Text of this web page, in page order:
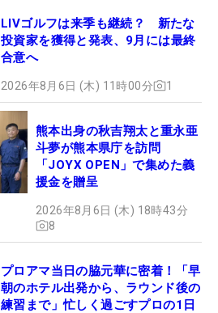
LIVゴルフは来季も継続？ 新たな
投資家を獲得と発表、9月には最終
合意へ
2026年8月6日 (木) 11時00分 1
熊本出身の秋吉翔太と重永亜
斗夢が熊本県庁を訪問
「JOYX OPEN」で集めた義
援金を贈呈
2026年8月6日 (木) 18時43分
8
プロアマ当日の脇元華に密着！「早
朝のホテル出発から、ラウンド後の
練習まで」忙しく過ごすプロの1日